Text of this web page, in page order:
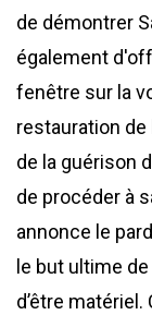
de démontrer
également
fenêtre sur la
restauration de
de la guérison
de procéder à
annonce le
le but ultime
d’être